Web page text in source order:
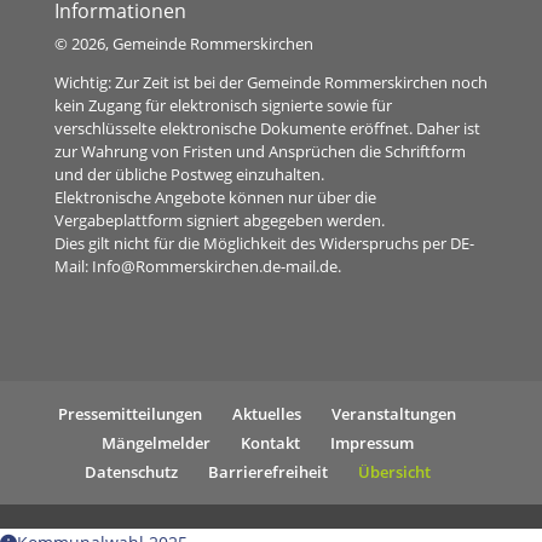
Informationen
© 2026, Gemeinde Rommerskirchen
Wichtig: Zur Zeit ist bei der Gemeinde Rommerskirchen noch
kein Zugang für elektronisch signierte sowie für
verschlüsselte elektronische Dokumente eröffnet. Daher ist
zur Wahrung von Fristen und Ansprüchen die Schriftform
und der übliche Postweg einzuhalten.
Elektronische Angebote können nur über die
Vergabeplattform signiert abgegeben werden.
Dies gilt nicht für die Möglichkeit des Widerspruchs per DE-
Mail: Info@Rommerskirchen.de-mail.de.
Pressemitteilungen Aktuelles
Veranstaltungen
Mängelmelder
Kontakt
Impressum
Datenschutz
Barrierefreiheit Übersicht